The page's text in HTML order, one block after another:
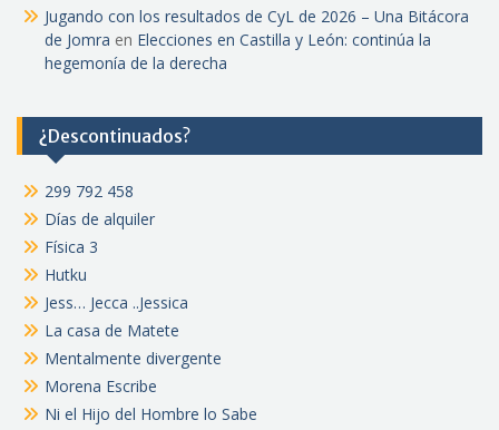
Jugando con los resultados de CyL de 2026 – Una Bitácora
de Jomra en Elecciones en Castilla y León: continúa la
hegemonía de la derecha
¿Descontinuados?
299 792 458
Días de alquiler
Física 3
Hutku
Jess… Jecca ..Jessica
La casa de Matete
Mentalmente divergente
Morena Escribe
Ni el Hijo del Hombre lo Sabe